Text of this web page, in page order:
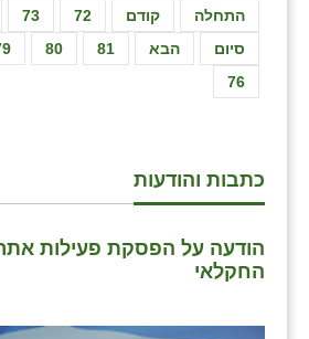
התחלה קודם 72
73
76
80 81 הבא סיום
כתבות והודעות
הודעה על הפסקת פעילות
החקלאי